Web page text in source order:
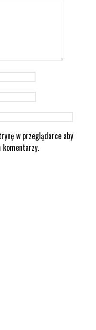
w przeglądarce aby
komentarzy.